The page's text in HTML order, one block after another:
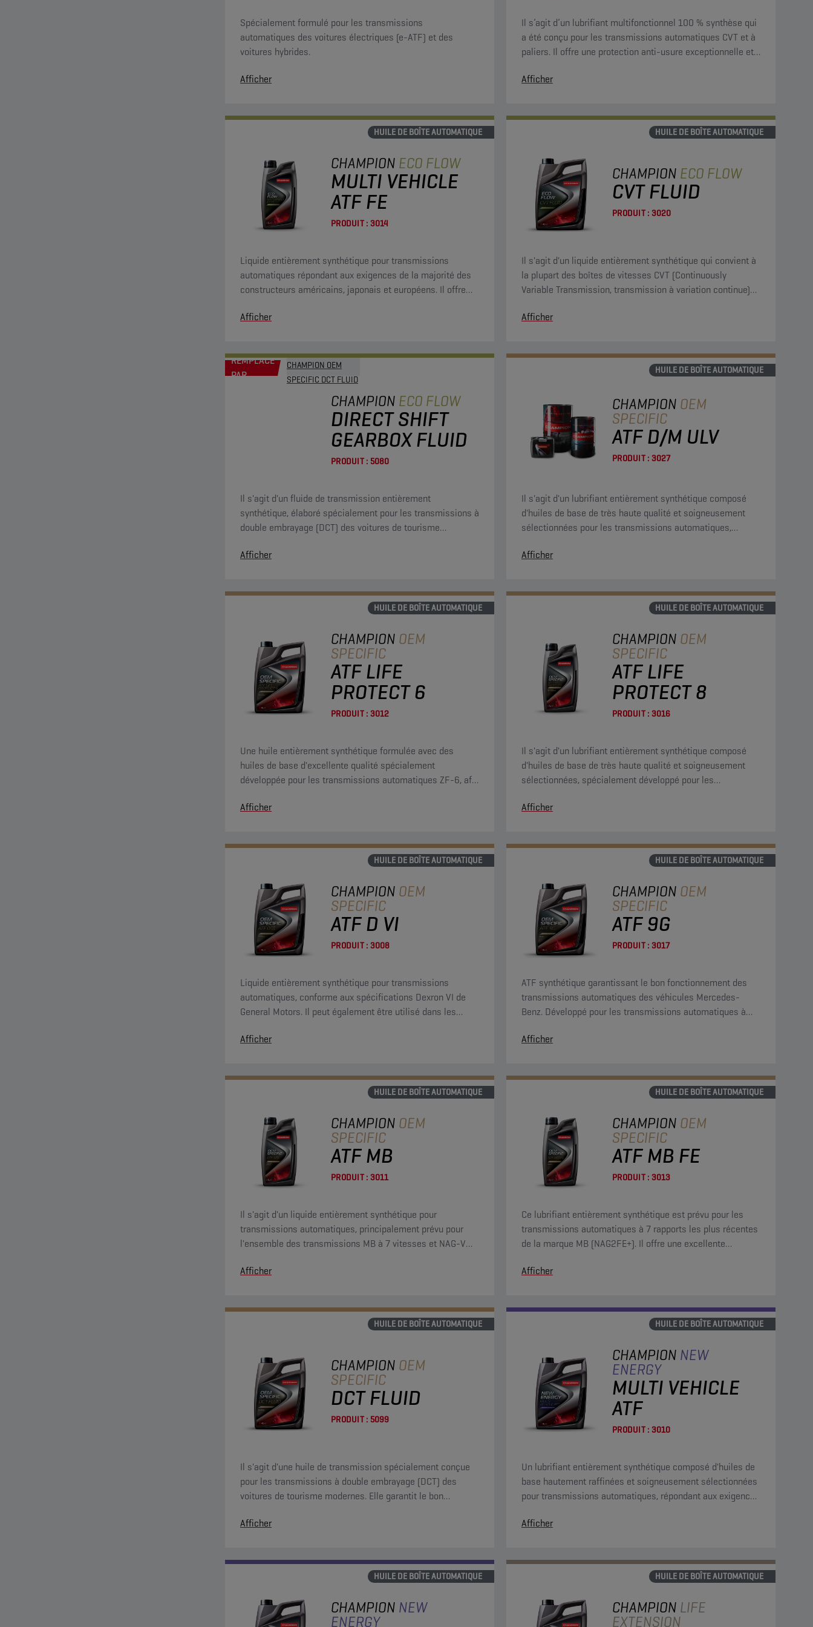
Spécialement formulé pour les transmissions
automatiques des voitures électriques (e-ATF) et des
voitures hybrides.
Afficher
Il s’agit d’un lubrifiant multifonctionnel 100 % synthèse qui
a été conçu pour les transmissions automatiques CVT et à
paliers. Il offre une protection anti-usure exceptionnelle et
Afficher
HUILE DE BOÎTE AUTOMATIQUE
CHAMPION ECO FLOW
MULTI VEHICLE
ATF FE
PRODUIT : 3014
Liquide entièrement synthétique pour transmissions
automatiques répondant aux exigences de la majorité des
constructeurs américains, japonais et européens. Il offre
anti-usure supérieures.
Afficher
HUILE DE BOÎTE AUTOMATIQUE
CHAMPION ECO FLOW
CVT FLUID
PRODUIT : 3020
Il s'agit d'un liquide entièrement synthétique qui convient à
la plupart des boîtes de vitesses CVT (Continuously
Variable Transmission, transmission à variation continue)
protection optimale contre l'usure ainsi que des
Afficher
REMPLACÉ
PAR
CHAMPION OEM
SPECIFIC DCT FLUID
CHAMPION ECO FLOW
DIRECT SHIFT
GEARBOX FLUID
PRODUIT : 5080
Il s'agit d'un fluide de transmission entièrement
synthétique, élaboré spécialement pour les transmissions à
double embrayage (DCT) des voitures de tourisme
de vitesses.
Afficher
HUILE DE BOÎTE AUTOMATIQUE
CHAMPION OEM
SPECIFIC
ATF D/M ULV
PRODUIT : 3027
Il s'agit d'un lubrifiant entièrement synthétique composé
d'huiles de base de très haute qualité et soigneusement
sélectionnées pour les transmissions automatiques,
stabilité à l'oxydation et d'excellentes propriétés anti-
plupart des toutes dernières transmissions automatiques
Afficher
HUILE DE BOÎTE AUTOMATIQUE
CHAMPION OEM
SPECIFIC
ATF LIFE
PROTECT 6
PRODUIT : 3012
Une huile entièrement synthétique formulée avec des
huiles de base d'excellente qualité spécialement
développée pour les transmissions automatiques ZF-6, afin
changement de vitesse tout en douceur.
Afficher
HUILE DE BOÎTE AUTOMATIQUE
CHAMPION OEM
SPECIFIC
ATF LIFE
PROTECT 8
PRODUIT : 3016
Il s'agit d'un lubrifiant entièrement synthétique composé
d'huiles de base de très haute qualité et soigneusement
sélectionnées, spécialement développé pour les
Afficher
HUILE DE BOÎTE AUTOMATIQUE
CHAMPION OEM
SPECIFIC
ATF D VI
PRODUIT : 3008
Liquide entièrement synthétique pour transmissions
automatiques, conforme aux spécifications Dexron VI de
General Motors. Il peut également être utilisé dans les
sont recommandés.
Afficher
HUILE DE BOÎTE AUTOMATIQUE
CHAMPION OEM
SPECIFIC
ATF 9G
PRODUIT : 3017
ATF synthétique garantissant le bon fonctionnement des
transmissions automatiques des véhicules Mercedes-
Benz. Développé pour les transmissions automatiques à
Afficher
HUILE DE BOÎTE AUTOMATIQUE
CHAMPION OEM
SPECIFIC
ATF MB
PRODUIT : 3011
Il s'agit d'un liquide entièrement synthétique pour
transmissions automatiques, principalement prévu pour
l'ensemble des transmissions MB à 7 vitesses et NAG-V
ainsi que des performances optimales.
Afficher
HUILE DE BOÎTE AUTOMATIQUE
CHAMPION OEM
SPECIFIC
ATF MB FE
PRODUIT : 3013
Ce lubrifiant entièrement synthétique est prévu pour les
transmissions automatiques à 7 rapports les plus récentes
de la marque MB (NAG2FE+). Il offre une excellente
économies de carburant.
Afficher
HUILE DE BOÎTE AUTOMATIQUE
CHAMPION OEM
SPECIFIC
DCT FLUID
PRODUIT : 5099
Il s'agit d'une huile de transmission spécialement conçue
pour les transmissions à double embrayage (DCT) des
voitures de tourisme modernes. Elle garantit le bon
Afficher
HUILE DE BOÎTE AUTOMATIQUE
CHAMPION NEW
ENERGY
MULTI VEHICLE
ATF
PRODUIT : 3010
Un lubrifiant entièrement synthétique composé d'huiles de
base hautement raffinées et soigneusement sélectionnées
pour transmissions automatiques, répondant aux exigences
européens.
Afficher
HUILE DE BOÎTE AUTOMATIQUE
CHAMPION NEW
ENERGY
HUILE DE BOÎTE AUTOMATIQUE
CHAMPION LIFE
EXTENSION